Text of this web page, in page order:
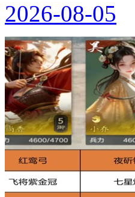
2026-08-05